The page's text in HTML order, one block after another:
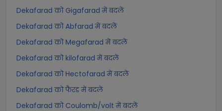
Dekafarad को Gigafarad में बदलें
Dekafarad को Abfarad में बदलें
Dekafarad को Megafarad में बदलें
Dekafarad को kilofarad में बदलें
Dekafarad को Hectofarad में बदलें
Dekafarad को फैरड में बदलें
Dekafarad को Coulomb/volt में बदलें